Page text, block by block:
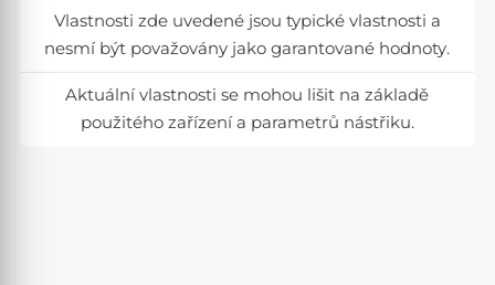
Vlastnosti zde uvedené jsou typické vlastnosti a
nesmí být považovány jako garantované hodnoty.
Aktuální vlastnosti se mohou lišit na základě
použitého zařízení a parametrů nástřiku.